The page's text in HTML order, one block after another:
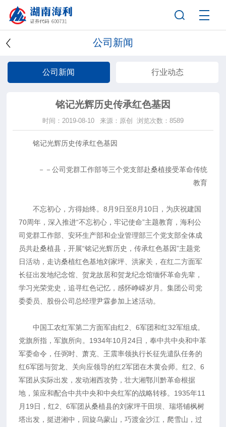
公司新闻
公司新闻 行业动态
铭记光辉历史传承红色基因
时间：2019-08-10 来源：原创 浏览次数：8589
铭记光辉历史传承红色基因
－－公司党群工作部等三个党支部赴桑植接受革命传统
教育
不忘初心，方得始终。8月9日至8月10日，为庆祝建国
70周年，深入推进“不忘初心，牢记使命”主题教育，海利公
司党群工作部、安环生产部和企业管理部三个党支部全体成
员共赴桑植县，开展“铭记光辉历史，传承红色基因”主题党
日活动，走访桑植红色基地刘家坪、洪家关，在红二方面军
长征出发地纪念馆、贺龙故居和贺龙纪念馆缅怀革命先辈，
学习光荣党史，追寻红色记忆，感怀峥嵘岁月。集团公司党
委委员、股份公司总经理尹霖参加上述活动。
中国工农红军第二方面军由红2、6军团和红32军组成。
党旗所指，军旗所向。1934年10月24日，奉中共中央和中革
军委命令，任弼时、萧克、王震率领执行长征先遣队任务的
红6军团与贺龙、关向应领导的红2军团在木黄会师。红2、6
军团从实际出发，发动湘西攻势，壮大湘鄂川黔革命根据
地，策应和配合中共中央和中央红军的战略转移。1935年11
月19日，红2、6军团从桑植县的刘家坪干田坝、瑞塔铺枫树
塔出发，挺进湘中，回旋乌蒙山，巧渡金沙江，爬雪山，过